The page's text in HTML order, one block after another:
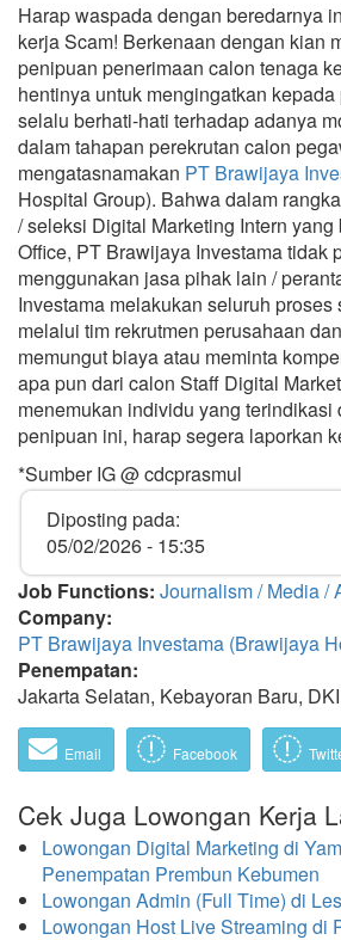
Harap waspada dengan beredarnya
kerja Scam! Berkenaan dengan kian
penipuan penerimaan calon tenaga
hentinya untuk mengingatkan
selalu berhati-hati terhadap adanya
dalam tahapan perekrutan calon
mengatasnamakan PT Brawijaya
Hospital Group). Bahwa dalam
/ seleksi Digital Marketing Intern
Office, PT Brawijaya Investama tidak
menggunakan jasa pihak lain /
Investama melakukan seluruh
melalui tim rekrutmen perusahaan
memungut biaya atau meminta
apa pun dari calon Staff Digital
menemukan individu yang terindikasi
penipuan ini, harap segera laporkan
*Sumber IG @ cdcprasmul
Diposting pada:
05/02/2026 - 15:35
Job Functions: Journalism / Media /
Company:
PT Brawijaya Investama (Brawijaya
Penempatan:
Jakarta Selatan, Kebayoran Baru,
Email Facebook
Cek Juga Lowongan Kerja
Lowongan Digital Marketing di
Penempatan Prembun Kebumen
Lowongan Admin (Full Time) di
Lowongan Host Live Streaming di